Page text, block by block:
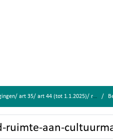
art 44 (tot 1.1.2025)/ rappellijst/ amendementen
ruimte-aan-